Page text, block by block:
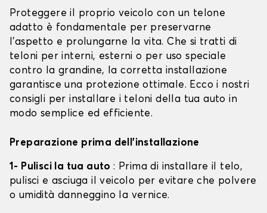
Proteggere il proprio veicolo con un telone
adatto è fondamentale per preservarne
l'aspetto e prolungarne la vita. Che si tratti di
teloni per interni, esterni o per uso speciale
contro la grandine, la corretta installazione
garantisce una protezione ottimale. Ecco i nostri
consigli per installare i teloni della tua auto in
modo semplice ed efficiente.
Preparazione prima dell'installazione
1- Pulisci la tua auto: Prima di installare il telo,
pulisci e asciuga il veicolo per evitare che polvere
o umidità danneggino la vernice.